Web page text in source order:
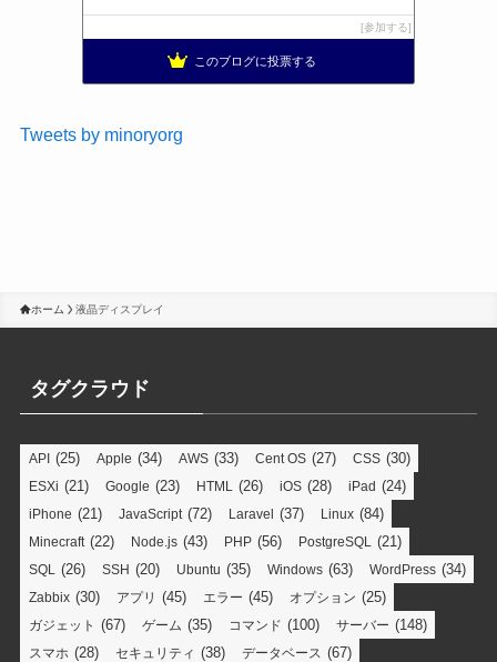
参加する
このブログに投票する
Tweets by minoryorg
ホーム 液晶ディスプレイ
タグクラウド
API (25) Apple (34) AWS (33) Cent OS (27) CSS (30)
ESXi (21) Google (23) HTML (26) iOS (28) iPad (24)
iPhone (21) JavaScript (72) Laravel (37) Linux (84)
Minecraft (22) Node.js (43) PHP (56) PostgreSQL (21)
SQL (26) SSH (20) Ubuntu (35) Windows (63) WordPress (34)
Zabbix (30) アプリ (45) エラー (45) オプション (25)
ガジェット (67) ゲーム (35) コマンド (100) サーバー (148)
スマホ (28) セキュリティ (38) データベース (67)